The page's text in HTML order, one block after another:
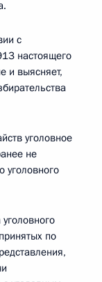
с
настоящего
и выясняет,
уголовное
не
уголовного
по